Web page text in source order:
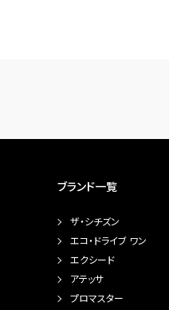
ブランド一覧
ザ・シチズン
エコ・ドライブ ワン
エクシード
アテッサ
プロマスター